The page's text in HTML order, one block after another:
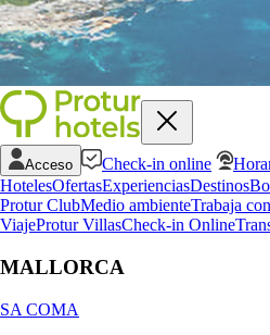
Acceso Check-in online
HotelesOfertasExperienciasDestinos
Protur ClubMedio ambienteTrabaja
ViajeProtur VillasCheck-in Online
MALLORCA
SA COMA